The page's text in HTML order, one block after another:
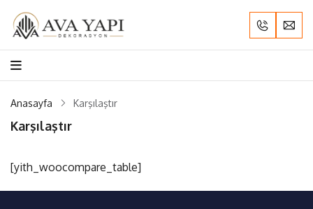
Anasayfa Karşılaştır
Karşılaştır
[yith_woocompare_table]